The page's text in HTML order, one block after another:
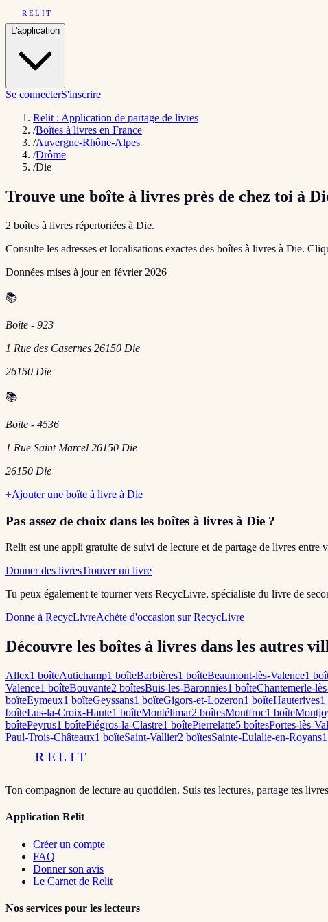
RELIT
L'application
Se connecterS'inscrire
Relit : Application de partage de livres
/Boîtes à livres en France
/Auvergne-Rhône-Alpes
/Drôme
/Die
Trouve une boîte à livres près de chez toi à
2 boîtes à livres répertoriées à Die.
Consulte les adresses et localisations exactes des boîtes à livres à Die.
Données mises à jour en février 2026
📚
Boite - 923
1 Rue des Casernes 26150 Die
26150 Die
📚
Boite - 4536
1 Rue Saint Marcel 26150 Die
26150 Die
+Ajouter une boîte à livre à Die
Pas assez de choix dans les boîtes à livres à Die ?
Relit est une appli gratuite de suivi de lecture et de partage de livres
Donner des livresTrouver un livre
Tu peux également te tourner vers RecycLivre, spécialiste du livre de
Donne à RecycLivreAchète d'occasion sur RecycLivre
Découvre les boîtes à livres dans les autres
Allex1 boîteAutichamp1 boîteBarbières1 boîteBeaumont-lès-Valence1
Valence1 boîteBouvante2 boîtesBuis-les-Baronnies1 boîteChantemerle-
boîteEymeux1 boîteGeyssans1 boîteGigors-et-Lozeron1 boîteHauterives1
boîteLus-la-Croix-Haute1 boîteMontélimar2 boîtesMontfroc1 boîte
boîtePeyrus1 boîtePiégros-la-Clastre1 boîtePierrelatte5 boîtesPortes-lès-
Paul-Trois-Châteaux1 boîteSaint-Vallier2 boîtesSainte-Eulalie-en-Royans1
RELIT
Ton compagnon de lecture au quotidien. Suis tes lectures, partage tes
Application Relit
Créer un compte
FAQ
Donner son avis
Le Carnet de Relit
Nos services pour les lecteurs